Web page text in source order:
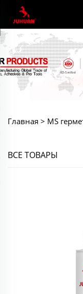
Главная > MS
ВСЕ ТОВАРЫ